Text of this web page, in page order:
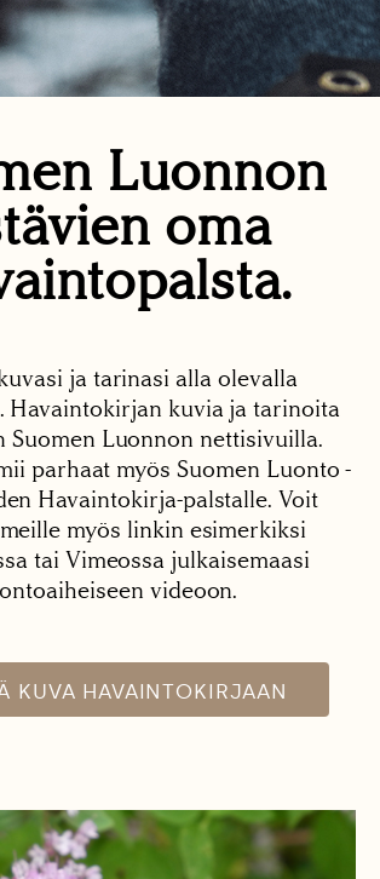
Luonnon
oma
ja tarinasi alla olevalla
Havaintokirjan kuvia ja tarinoita
Suomen Luonnon nettisivuilla.
parhaat myös Suomen Luonto -
Havaintokirja-palstalle. Voit
myös linkin esimerkiksi
tai Vimeossa julkaisemaasi
videoon.
KUVA HAVAINTOKIRJAAN